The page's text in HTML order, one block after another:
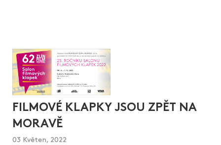
FILMOVÉ KLAPKY JSOU ZPĚT NA
MORAVĚ
03 Květen, 2022